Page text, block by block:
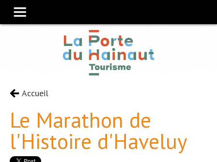
Accueil
Le Marathon de
l'Histoire d'Haveluy